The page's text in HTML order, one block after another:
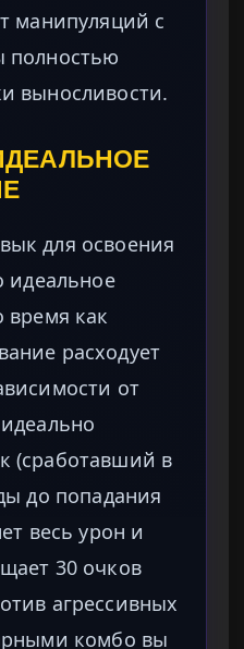
манипуляций с
полностью
выносливости.
для освоения
идеальное
время как
расходует
от
(сработавший в
до попадания
весь урон и
30 очков
агрессивных
комбо вы